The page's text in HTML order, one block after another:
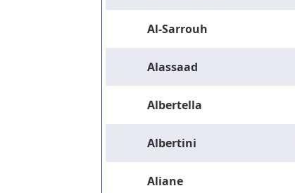
Al-Sarrouh
Alassaad
Albertella
Albertini
Aliane